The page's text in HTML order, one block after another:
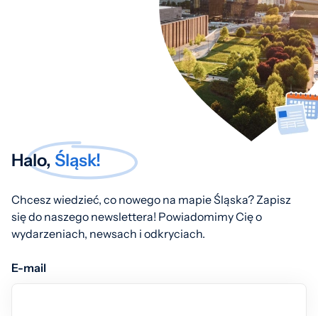
Halo, Śląsk!
Chcesz wiedzieć, co nowego na mapie Śląska? Zapisz
się do naszego newslettera! Powiadomimy Cię o
wydarzeniach, newsach i odkryciach.
E-mail